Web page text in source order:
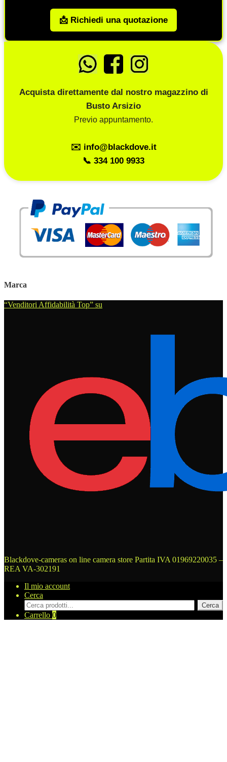
📩 Richiedi una quotazione
Acquista direttamente dal nostro magazzino di
Busto Arsizio
Previo appuntamento.
✉️ info@blackdove.it
📞 334 100 9933
Marca
“Venditori Affidabilità Top” su
Blackdove-cameras on line camera store Partita IVA 01969220035 –
REA VA-302191
Il mio account
Cerca
Cerca
prodotti
Cerca
Carrello 0